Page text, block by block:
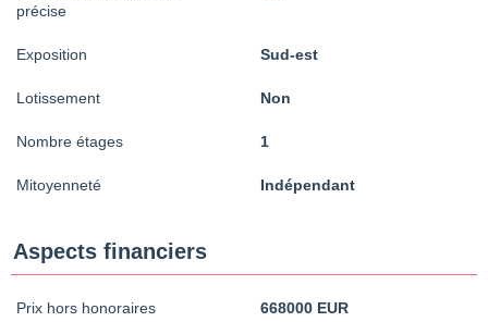
précise
Exposition Sud-est
Lotissement Non
Nombre étages 1
Mitoyenneté Indépendant
Aspects financiers
Prix hors honoraires 668000 EUR